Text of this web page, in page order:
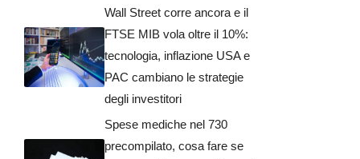
Wall Street corre ancora e il
FTSE MIB vola oltre il 10%:
tecnologia, inflazione USA e
PAC cambiano le strategie
degli investitori
Spese mediche nel 730
precompilato, cosa fare se